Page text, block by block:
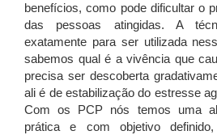
benefícios, como pode dificultar o
das pessoas atingidas. A
exatamente para ser utilizada
sabemos qual é a vivência que
precisa ser descoberta
ali é de estabilização do estresse
Com os PCP nós temos uma
prática e com objetivo